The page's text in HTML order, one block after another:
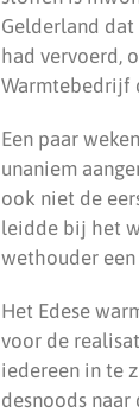
Gelderland
had vervoerd,
Warmtebedrijf
Een paar
unaniem
ook niet de
leidde bij het
wethouder een
Het Edese
voor de
iedereen in te
desnoods